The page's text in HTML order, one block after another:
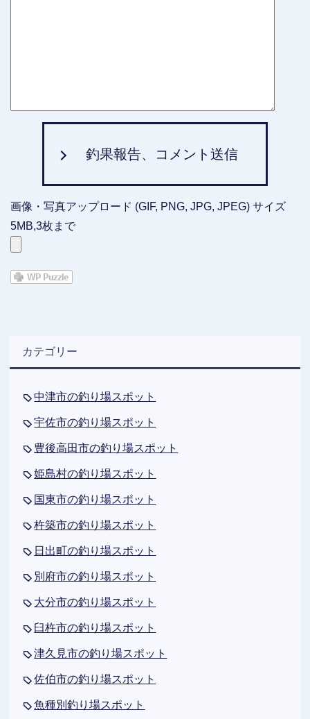
釣果報告、コメント送信
画像・写真アップロード (GIF, PNG, JPG, JPEG) サイズ
5MB,3枚まで
カテゴリー
中津市の釣り場スポット
宇佐市の釣り場スポット
豊後高田市の釣り場スポット
姫島村の釣り場スポット
国東市の釣り場スポット
杵築市の釣り場スポット
日出町の釣り場スポット
別府市の釣り場スポット
大分市の釣り場スポット
臼杵市の釣り場スポット
津久見市の釣り場スポット
佐伯市の釣り場スポット
魚種別釣り場スポット